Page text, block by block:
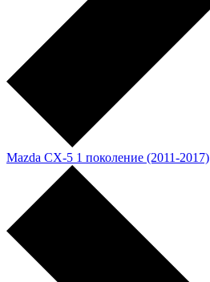
Mazda CX-5 1 поколение (2011-2017)